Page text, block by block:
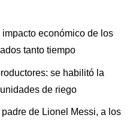
económico de los
tanto tiempo
se habilitó la
de riego
de Lionel Messi, a los